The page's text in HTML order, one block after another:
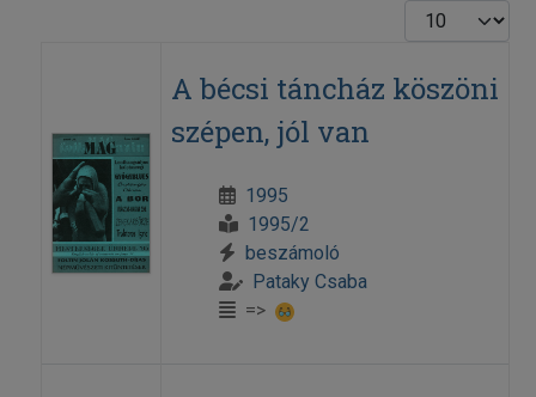
Display #
A bécsi táncház köszöni
szépen, jól van
1995
1995/2
beszámoló
Pataky Csaba
=>